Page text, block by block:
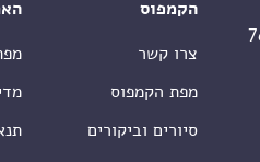
הקמפוס
צרו קשר
מפת הקמפוס
סיורים וביקורים